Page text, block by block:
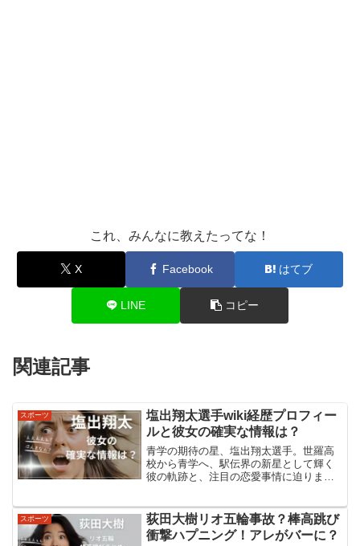
これ、みんなに教えたってな！
X Facebook はてブ
LINE コピー
関連記事
スポーツ
塩出翔太選手wiki経歴プロフィー
ルと彼女の確実な情報は？
青学の期待の星、塩出翔太選手。世羅高
校から青学へ、駅伝界の新星として輝く
彼の軌跡と、注目の恋愛事情に迫りま
ィール塩出翔太選手は、青山学院大学の
陸上競技部に所属する期待の...
スポーツ
荻田大樹リオ五輪事故？棒高跳び
衝撃ハプニング！アレがバーに？